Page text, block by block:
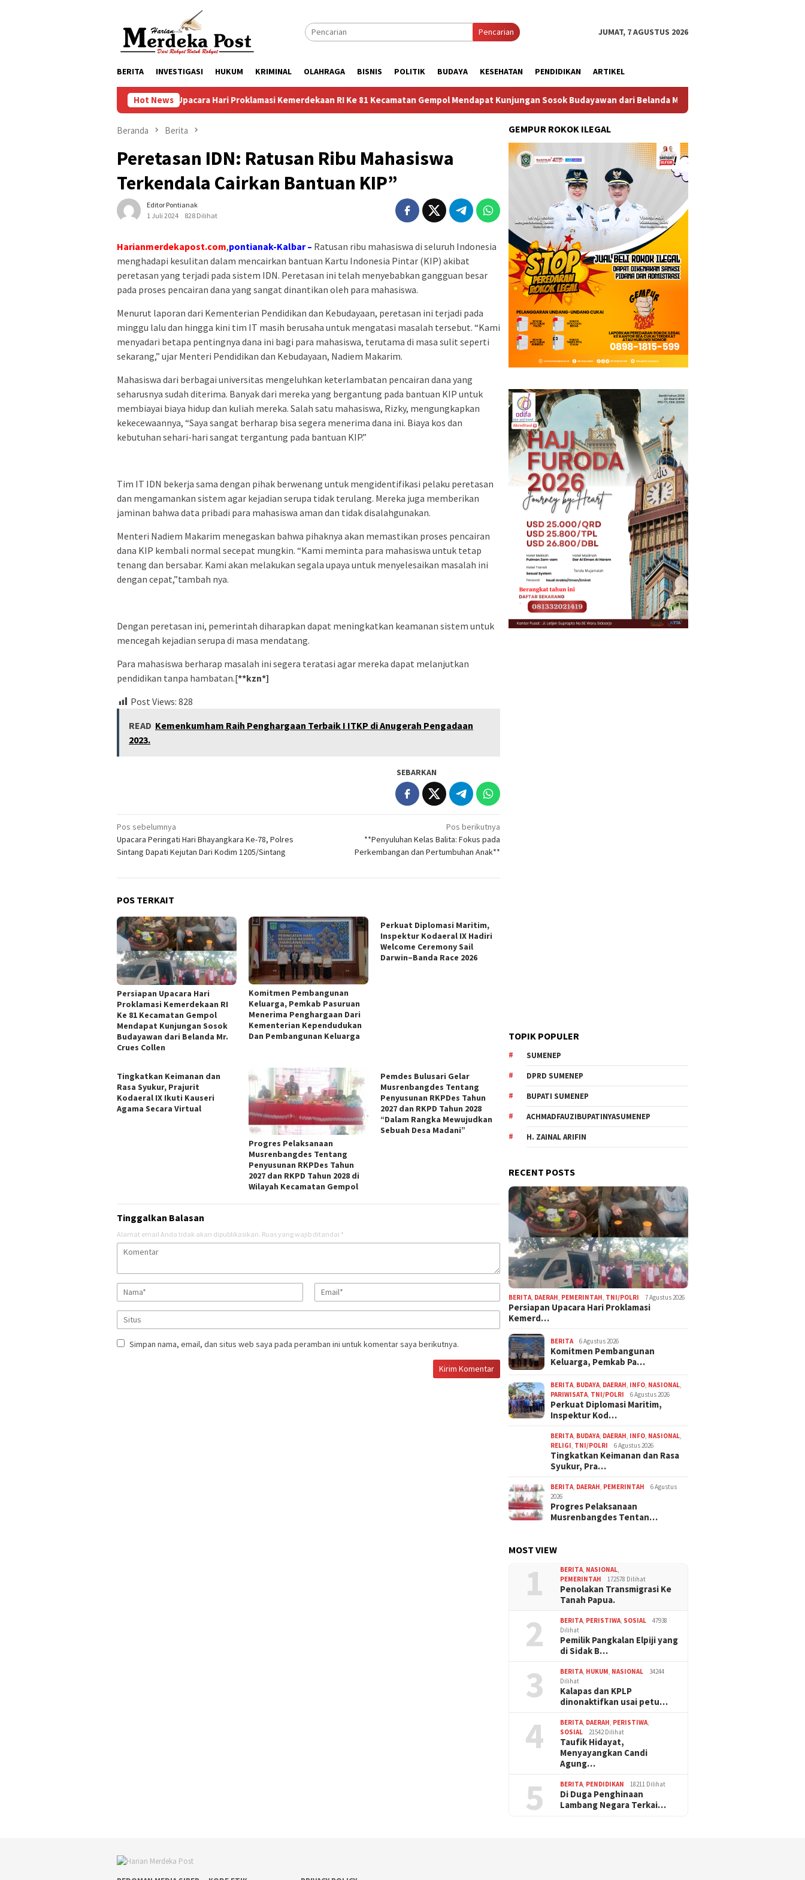
Pencarian JUMAT, 7 AGUSTUS 2026
BERITA INVESTIGASI HUKUM KRIMINAL OLAHRAGA BISNIS POLITIK BUDAYA KESEHATAN PENDIDIKAN ARTIKEL
Hot News
Persiapan Upacara Hari Proklamasi Kemerdekaan RI Ke 81 Kecamatan Gempol Mendapat Kunjungan Sosok Budayawan dari Belanda Mr. Crues Collen
Beranda Berita
Peretasan IDN: Ratusan Ribu Mahasiswa
Terkendala Cairkan Bantuan KIP”
Editor Pontianak
1 Juli 2024
828 Dilihat
Harianmerdekapost.com,pontianak-Kalbar – Ratusan ribu mahasiswa di seluruh Indonesia
menghadapi kesulitan dalam mencairkan bantuan Kartu Indonesia Pintar (KIP) akibat
peretasan yang terjadi pada sistem IDN. Peretasan ini telah menyebabkan gangguan besar
pada proses pencairan dana yang sangat dinantikan oleh para mahasiswa.
Menurut laporan dari Kementerian Pendidikan dan Kebudayaan, peretasan ini terjadi pada
minggu lalu dan hingga kini tim IT masih berusaha untuk mengatasi masalah tersebut. “Kami
menyadari betapa pentingnya dana ini bagi para mahasiswa, terutama di masa sulit seperti
sekarang,” ujar Menteri Pendidikan dan Kebudayaan, Nadiem Makarim.
Mahasiswa dari berbagai universitas mengeluhkan keterlambatan pencairan dana yang
seharusnya sudah diterima. Banyak dari mereka yang bergantung pada bantuan KIP untuk
membiayai biaya hidup dan kuliah mereka. Salah satu mahasiswa, Rizky, mengungkapkan
kekecewaannya, “Saya sangat berharap bisa segera menerima dana ini. Biaya kos dan
kebutuhan sehari-hari sangat tergantung pada bantuan KIP.”
Tim IT IDN bekerja sama dengan pihak berwenang untuk mengidentifikasi pelaku peretasan
dan mengamankan sistem agar kejadian serupa tidak terulang. Mereka juga memberikan
jaminan bahwa data pribadi para mahasiswa aman dan tidak disalahgunakan.
Menteri Nadiem Makarim menegaskan bahwa pihaknya akan memastikan proses pencairan
dana KIP kembali normal secepat mungkin. “Kami meminta para mahasiswa untuk tetap
tenang dan bersabar. Kami akan melakukan segala upaya untuk menyelesaikan masalah ini
dengan cepat,”tambah nya.
Dengan peretasan ini, pemerintah diharapkan dapat meningkatkan keamanan sistem untuk
mencegah kejadian serupa di masa mendatang.
Para mahasiswa berharap masalah ini segera teratasi agar mereka dapat melanjutkan
pendidikan tanpa hambatan.[**kzn*]
Post Views: 828
READ Kemenkumham Raih Penghargaan Terbaik I ITKP di Anugerah Pengadaan
2023.
SEBARKAN
Navigasi
pos
Pos sebelumnya
Upacara Peringati Hari Bhayangkara Ke-78, Polres
Sintang Dapati Kejutan Dari Kodim 1205/Sintang
Pos berikutnya
**Penyuluhan Kelas Balita: Fokus pada
Perkembangan dan Pertumbuhan Anak**
POS TERKAIT
Persiapan Upacara Hari
Proklamasi Kemerdekaan RI
Ke 81 Kecamatan Gempol
Mendapat Kunjungan Sosok
Budayawan dari Belanda Mr.
Crues Collen
Komitmen Pembangunan
Keluarga, Pemkab Pasuruan
Menerima Penghargaan Dari
Kementerian Kependudukan
Dan Pembangunan Keluarga
Perkuat Diplomasi Maritim,
Inspektur Kodaeral IX Hadiri
Welcome Ceremony Sail
Darwin–Banda Race 2026
Tingkatkan Keimanan dan
Rasa Syukur, Prajurit
Kodaeral IX Ikuti Kauseri
Agama Secara Virtual
Progres Pelaksanaan
Musrenbangdes Tentang
Penyusunan RKPDes Tahun
2027 dan RKPD Tahun 2028 di
Wilayah Kecamatan Gempol
Pemdes Bulusari Gelar
Musrenbangdes Tentang
Penyusunan RKPDes Tahun
2027 dan RKPD Tahun 2028
“Dalam Rangka Mewujudkan
Sebuah Desa Madani”
Tinggalkan Balasan
Alamat email Anda tidak akan dipublikasikan. Ruas yang wajib ditandai *
Simpan nama, email, dan situs web saya pada peramban ini untuk komentar saya berikutnya.
GEMPUR ROKOK ILEGAL
TOPIK POPULER
SUMENEP
DPRD SUMENEP
BUPATI SUMENEP
ACHMADFAUZIBUPATINYASUMENEP
H. ZAINAL ARIFIN
RECENT POSTS
BERITA, DAERAH, PEMERINTAH, TNI/POLRI 7 Agustus 2026
Persiapan Upacara Hari Proklamasi
Kemerd…
BERITA 6 Agustus 2026
Komitmen Pembangunan
Keluarga, Pemkab Pa…
BERITA, BUDAYA, DAERAH, INFO, NASIONAL,
PARIWISATA, TNI/POLRI 6 Agustus 2026
Perkuat Diplomasi Maritim,
Inspektur Kod…
BERITA, BUDAYA, DAERAH, INFO, NASIONAL,
RELIGI, TNI/POLRI 6 Agustus 2026
Tingkatkan Keimanan dan Rasa
Syukur, Pra…
BERITA, DAERAH, PEMERINTAH
6 Agustus
2026
Progres Pelaksanaan
Musrenbangdes Tentan…
MOST VIEW
1 BERITA, NASIONAL,
PEMERINTAH
172578 Dilihat
Penolakan Transmigrasi Ke
Tanah Papua.
2 BERITA, PERISTIWA, SOSIAL
47938
Dilihat
Pemilik Pangkalan Elpiji yang
di Sidak B…
3 BERITA, HUKUM, NASIONAL
34244
Dilihat
Kalapas dan KPLP
dinonaktifkan usai petu…
4 BERITA, DAERAH, PERISTIWA,
SOSIAL
21542 Dilihat
Taufik Hidayat,
Menyayangkan Candi
Agung…
5 BERITA, PENDIDIKAN 18211 Dilihat
Di Duga Penghinaan
Lambang Negara Terkai…